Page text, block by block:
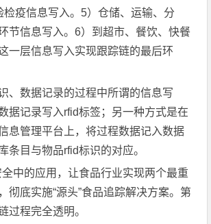
检疫信息写入。5）仓储、运输、分
节信息写入。6）到超市、餐饮、快餐
一层信息写入实现跟踪链的最后环
、数据记录的过程中所谓的信息写
据记录写入rfid标签；另一种方式是在
息管理平台上，将过程数据记入数据
条目与物品rfid标识的对应。
中的应用，让食品行业实现两个最重
彻底实施“源头”食品追踪解决方案。第
过程完全透明。